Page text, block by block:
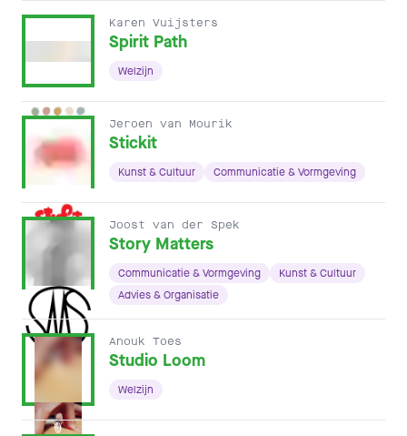
Karen Vuijsters
Spirit Path
Welzijn
Jeroen van Mourik
Stickit
Kunst & Cultuur Communicatie & Vormgeving
Joost van der Spek
Story Matters
Communicatie & Vormgeving
Kunst & Cultuur
Advies & Organisatie
Anouk Toes
Studio Loom
Welzijn